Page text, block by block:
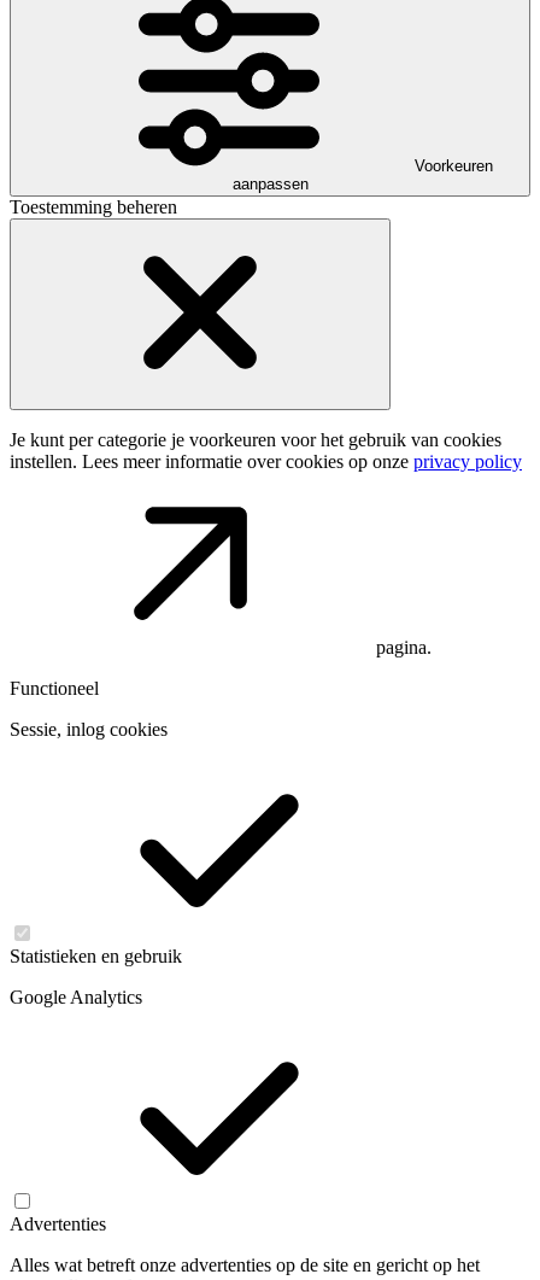
Voorkeuren
aanpassen
Toestemming beheren
Je kunt per categorie je voorkeuren voor het gebruik van cookies
instellen. Lees meer informatie over cookies op onze privacy policy
pagina.
Functioneel
Sessie, inlog cookies
Statistieken en gebruik
Google Analytics
Advertenties
Alles wat betreft onze advertenties op de site en gericht op het